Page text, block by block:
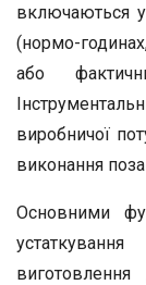
включаються
(нормо-
або
виробничої
виконання
Основними